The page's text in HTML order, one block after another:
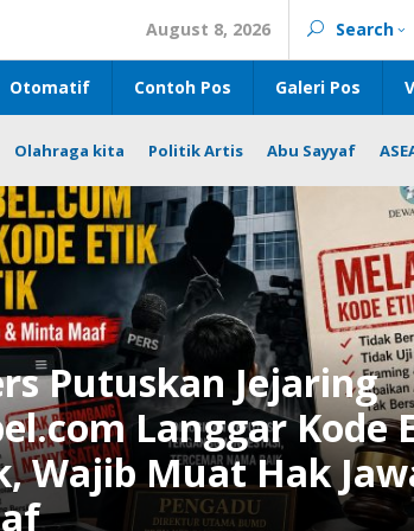
August 8, 2026 Search
Otomatif Contoh Pos Galeri Pos
Olahraga kita Politik Artis Abu Sayyaf
Putuskan Jejaring
Langgar Kode
Wajib Muat Hak